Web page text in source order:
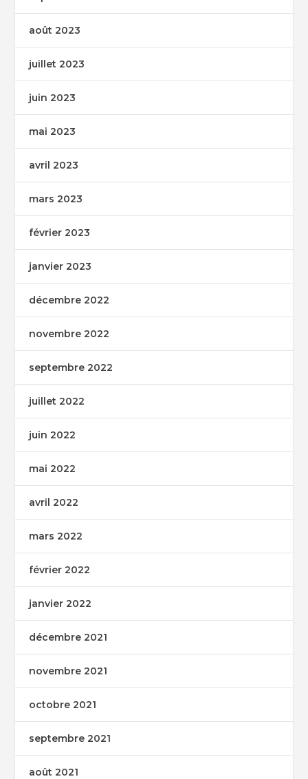
août 2023
juillet 2023
juin 2023
mai 2023
avril 2023
mars 2023
février 2023
janvier 2023
décembre 2022
novembre 2022
septembre 2022
juillet 2022
juin 2022
mai 2022
avril 2022
mars 2022
février 2022
janvier 2022
décembre 2021
novembre 2021
octobre 2021
septembre 2021
août 2021